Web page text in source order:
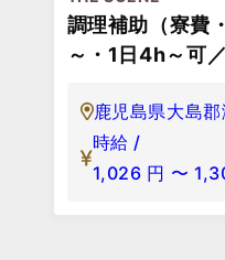
調理補助（寮費
～・1日4h～可
鹿児島県大島
時給 /
1,026 円 〜